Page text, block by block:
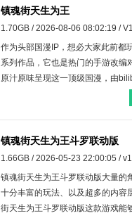
镇魂街天生为王
1.70GB / 2026-08-06 08:02:19 /
作为头部国漫IP，想必大家此前都
系列作品，它也是热门的手游改编
原汁原味呈现这一顶级国漫，由
动漫改编将灵双体战斗手游——《
bilibili服》已重磅上线。 <p>这款
弟情与父女情，让玩家亲身感受守
家世代赴汤蹈火的忠肝义胆。
镇魂街天生为王斗罗联动版
1.66GB / 2026-05-23 22:00:05 /
镇魂街天生为王斗罗联动版大量的
十分丰富的玩法、以及超多的内容
街天生为王斗罗联动版这款游戏能